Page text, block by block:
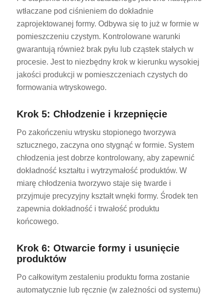
wtłaczane pod ciśnieniem do dokładnie
zaprojektowanej formy. Odbywa się to już w formie w
pomieszczeniu czystym. Kontrolowane warunki
gwarantują również brak pyłu lub cząstek stałych w
procesie. Jest to niezbędny krok w kierunku wysokiej
jakości produkcji w pomieszczeniach czystych do
formowania wtryskowego.
Krok 5: Chłodzenie i krzepnięcie
Po zakończeniu wtrysku stopionego tworzywa
sztucznego, zaczyna ono stygnąć w formie. System
chłodzenia jest dobrze kontrolowany, aby zapewnić
dokładność kształtu i wytrzymałość produktów. W
miarę chłodzenia tworzywo staje się twarde i
przyjmuje precyzyjny kształt wnęki formy. Środek ten
zapewnia dokładność i trwałość produktu
końcowego.
Krok 6: Otwarcie formy i usunięcie
produktów
Po całkowitym zestaleniu produktu forma zostanie
automatycznie lub ręcznie (w zależności od systemu)